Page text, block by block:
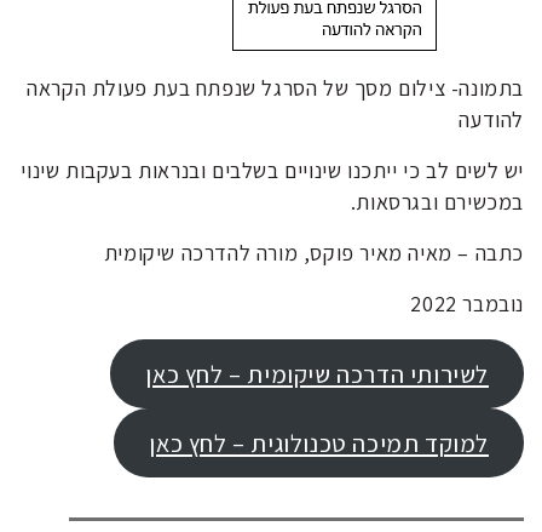
בתמונה- צילום מסך של הסרגל שנפתח בעת פעולת הקראה
להודעה
יש לשים לב כי ייתכנו שינויים בשלבים ובנראות בעקבות שינוי
במכשירם ובגרסאות.
כתבה – מאיה מאיר פוקס, מורה להדרכה שיקומית
נובמבר 2022
לשירותי הדרכה שיקומית – לחץ כאן
למוקד תמיכה טכנולוגית – לחץ כאן